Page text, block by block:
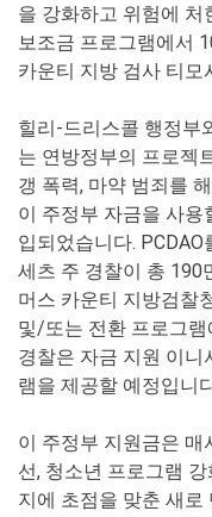
을 강화하고 위험에 처
보조금 프로그램에서
카운티 지방 검사 티모
힐리-드리스콜 행정부
는 연방정부의 프로젝
갱 폭력, 마약 범죄를
이 주정부 자금을 사용
입되었습니다.
세츠 주 경찰이 총 190
머스 카운티 지방검찰
및/또는 전환 프로그
경찰은 자금 지원 이니
램을 제공할 예정입니
이 주정부 지원금은 매
선, 청소년 프로그램
지에 초점을 맞춘 새로